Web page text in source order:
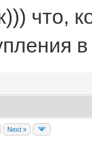
что,
Next »